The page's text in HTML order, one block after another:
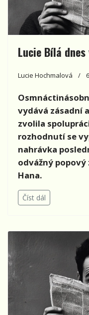
Lucie Bílá dnes
Lucie Hochmalová
vydává zásadní
zvolila
rozhodnutí se
nahrávka
odvážný
Hana.
Číst dál